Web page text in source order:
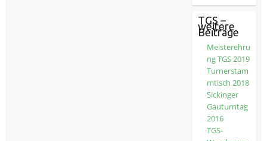
TGS –
weitere
Beiträge
Meisterehru
ng TGS 2019
Turnerstam
mtisch 2018
Sickinger
Gauturntag
2016
TGS-